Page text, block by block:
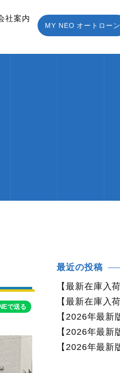
社案内
MY NEO オートローン
で送る
最近の投稿